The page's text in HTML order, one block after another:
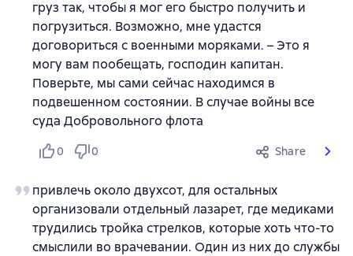
груз так, чтобы я мог его быстро получить и
погрузиться. Возможно, мне удастся
договориться с военными моряками. – Это я
могу вам пообещать, господин капитан.
Поверьте, мы сами сейчас находимся в
подвешенном состоянии. В случае войны все
суда Добровольного флота
0 0 Share
привлечь около двухсот, для остальных
организовали отдельный лазарет, где медиками
трудились тройка стрелков, которые хоть что-то
смыслили во врачевании. Один из них до службы